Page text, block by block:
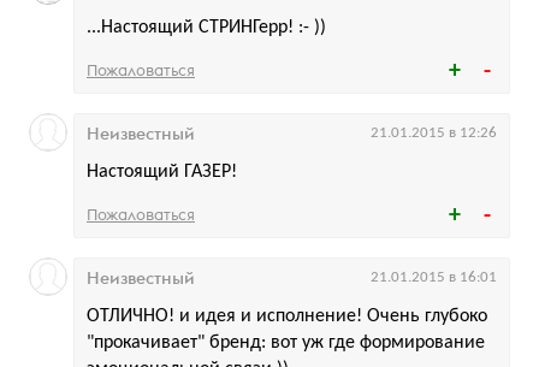
...Настоящий СТРИНГерр! :- ))
Пожаловаться
Настоящий ГАЗЕР!
Неизвестный 21.01.2015 в 12:26
Пожаловаться
ОТЛИЧНО! и идея и исполнение! Очень глубоко
"прокачивает" бренд: вот уж где формирование
Неизвестный 21.01.2015 в 16:01